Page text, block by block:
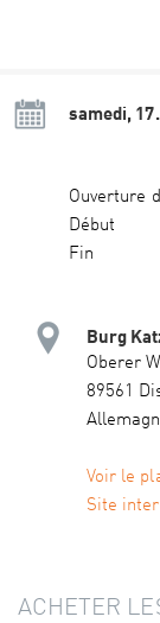
samedi,
Ouverture
Début
Fin
Burg
Oberer
89561
Voir le
Site
ACHETER